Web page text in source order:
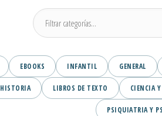
EBOOKS INFANTIL GENERAL
HISTORIA LIBROS DE TEXTO CIENCIA
PSIQUIATRIA Y